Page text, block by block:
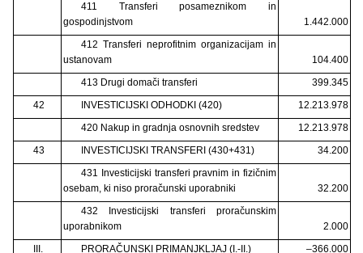
411 Transferi posameznikom in
gospodinjstvom
1.442.000
412 Transferi neprofitnim organizacijam in
ustanovam
104.400
413 Drugi domači transferi
399.345
42
INVESTICIJSKI ODHODKI (420)
12.213.978
420 Nakup in gradnja osnovnih sredstev
12.213.978
43
INVESTICIJSKI TRANSFERI (430+431)
34.200
431 Investicijski transferi pravnim in fizičnim
osebam, ki niso proračunski uporabniki
32.200
432 Investicijski transferi proračunskim
uporabnikom
2.000
III.
PRORAČUNSKI PRIMANJKLJAJ (I.-II.) –366.000